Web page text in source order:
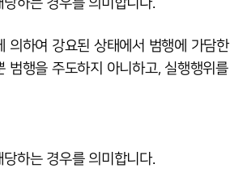
의하여 강요된 상태에서 범행에 가담
범행을 주도하지 아니하고, 실행행위
하는 경우를 의미합니다.